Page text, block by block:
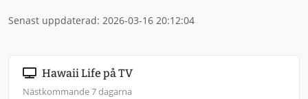
Senast uppdaterad: 2026-03-16 20:12:04
Hawaii Life på TV
Nästkommande 7 dagarna